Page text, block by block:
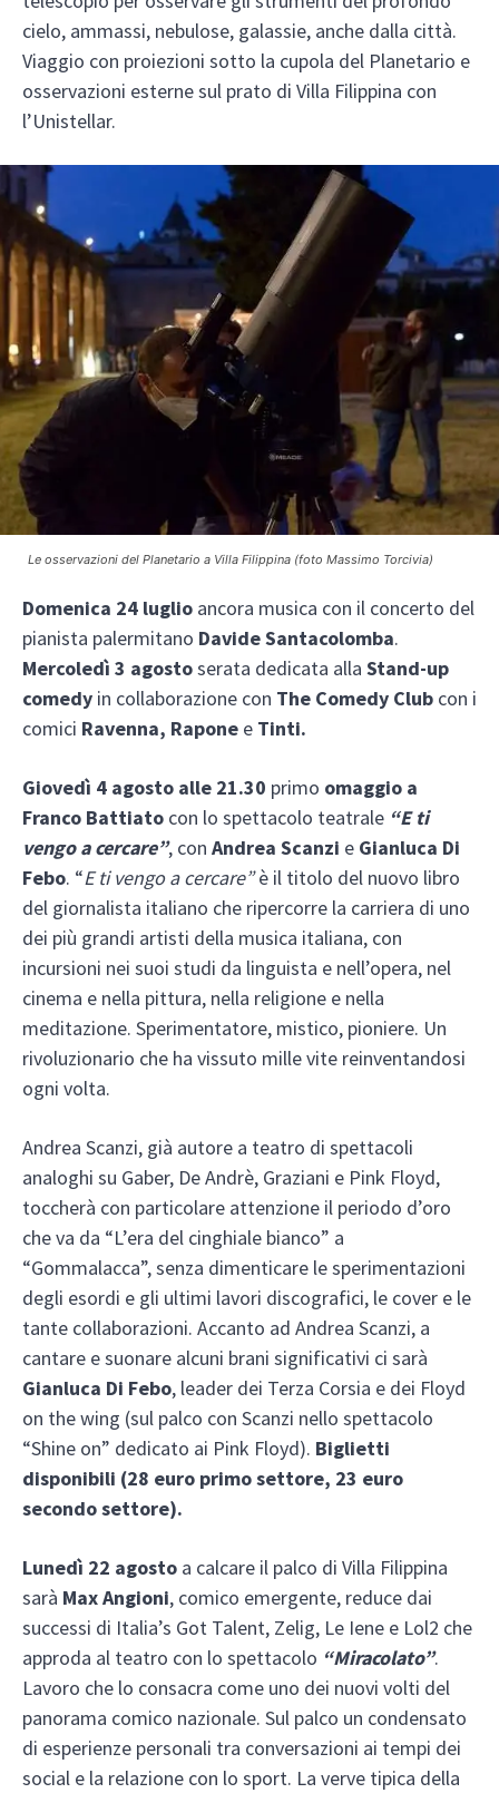
cielo, ammassi, nebulose, galassie, anche dalla città.
Viaggio con proiezioni sotto la cupola del Planetario e
osservazioni esterne sul prato di Villa Filippina con
l’Unistellar.
Le osservazioni del Planetario a Villa Filippina (foto Massimo Torcivia)
Domenica 24 luglio ancora musica con il concerto del
pianista palermitano Davide Santacolomba.
Mercoledì 3 agostoserata dedicata alla Stand-up
comedy in collaborazione con The Comedy Club con i
comici Ravenna, Rapone e Tinti.
Giovedì 4 agosto alle 21.30 primo omaggio a
Franco Battiato con lo spettacolo teatrale “E ti
vengo a cercare”, con Andrea Scanzi e Gianluca Di
Febo. “E ti vengo a cercare”è il titolo del nuovo libro
del giornalista italiano che ripercorre la carriera di uno
dei più grandi artisti della musica italiana, con
incursioni nei suoi studi da linguista e nell’opera, nel
cinema e nella pittura, nella religione e nella
meditazione. Sperimentatore, mistico, pioniere. Un
rivoluzionario che ha vissuto mille vite reinventandosi
ogni volta.
Andrea Scanzi, già autore a teatro di spettacoli
analoghi su Gaber, De Andrè, Graziani e Pink Floyd,
toccherà con particolare attenzione il periodo d’oro
che va da “L’era del cinghiale bianco” a
“Gommalacca”, senza dimenticare le sperimentazioni
degli esordi e gli ultimi lavori discografici, le cover e le
tante collaborazioni. Accanto ad Andrea Scanzi, a
cantare e suonare alcuni brani significativi ci sarà
Gianluca Di Febo, leader dei Terza Corsia e dei Floyd
on the wing (sul palco con Scanzi nello spettacolo
“Shine on” dedicato ai Pink Floyd). Biglietti
disponibili (28 euro primo settore, 23 euro
secondo settore).
Lunedì 22 agosto a calcare il palco di Villa Filippina
sarà Max Angioni, comico emergente, reduce dai
successi di Italia’s Got Talent, Zelig, Le Iene e Lol2 che
approda al teatro con lo spettacolo “Miracolato”.
Lavoro che lo consacra come uno dei nuovi volti del
panorama comico nazionale. Sul palco un condensato
di esperienze personali tra conversazioni ai tempi dei
social e la relazione con lo sport. La verve tipica della